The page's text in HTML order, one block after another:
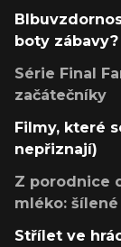
boty zábavy?
Série Final
začátečníky
Filmy, které
nepřiznají)
Z porodnice
mléko:
Střílet ve